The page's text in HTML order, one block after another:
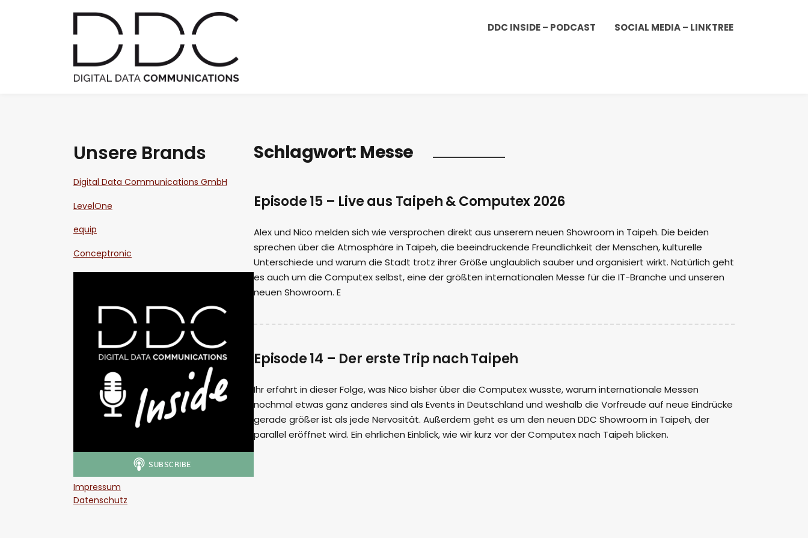
DDC INSIDE – PODCAST SOCIAL MEDIA – LINKTREE
Schlagwort: Messe
Episode 15 – Live aus Taipeh & Computex 2026
Alex und Nico melden sich wie versprochen direkt aus unserem neuen Showroom in Taipeh. Die beiden
sprechen über die Atmosphäre in Taipeh, die beeindruckende Freundlichkeit der Menschen, kulturelle
Unterschiede und warum die Stadt trotz ihrer Größe unglaublich sauber und organisiert wirkt. Natürlich geht
es auch um die Computex selbst, eine der größten internationalen Messe für die IT-Branche und unseren
neuen Showroom. E
Episode 14 – Der erste Trip nach Taipeh
Ihr erfahrt in dieser Folge, was Nico bisher über die Computex wusste, warum internationale Messen
nochmal etwas ganz anderes sind als Events in Deutschland und weshalb die Vorfreude auf neue Eindrücke
gerade größer ist als jede Nervosität. Außerdem geht es um den neuen DDC Showroom in Taipeh, der
parallel eröffnet wird. Ein ehrlichen Einblick, wie wir kurz vor der Computex nach Taipeh blicken.
Unsere Brands
Digital Data Communications GmbH
LevelOne
equip
Conceptronic
Impressum
Datenschutz